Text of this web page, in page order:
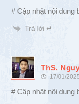
# Cập nhật nội dung
Trả lời ↵
ThS.
17/01/
# Cập nhật nội dung